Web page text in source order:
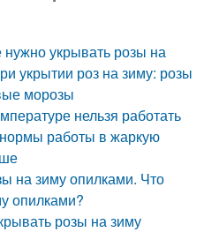
укрывать розы на
укрытии роз на зиму: розы
морозы
нельзя работать
работы в жаркую
на зиму опилками. Что
опилками?
розы на зиму